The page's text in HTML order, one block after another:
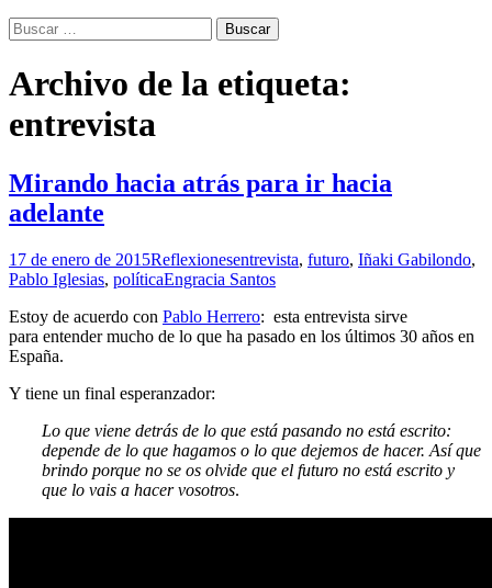
Buscar:
Archivo de la etiqueta:
entrevista
Mirando hacia atrás para ir hacia
adelante
17 de enero de 2015Reflexionesentrevista, futuro, Iñaki Gabilondo,
Pablo Iglesias, políticaEngracia Santos
Estoy de acuerdo con Pablo Herrero: esta entrevista sirve
para entender mucho de lo que ha pasado en los últimos 30 años en
España.
Y tiene un final esperanzador:
Lo que viene detrás de lo que está pasando no está escrito:
depende de lo que hagamos o lo que dejemos de hacer. Así que
brindo porque no se os olvide que el futuro no está escrito y
que lo vais a hacer vosotros.